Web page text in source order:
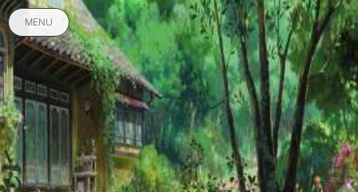
MENU